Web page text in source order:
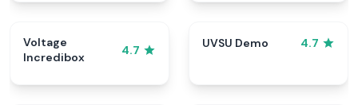
Voltage
Incredibox
4.7
UVSU Demo 4.7